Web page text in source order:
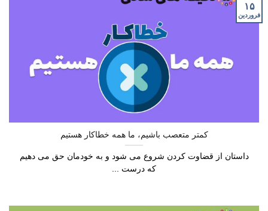
کمتر متعصب باشیم، ما همه خطاکار هستیم
داستان از قضاوت کردن شروع می شود و به خودمان حق می دهیم
که درست ...
۱۵
فروردین